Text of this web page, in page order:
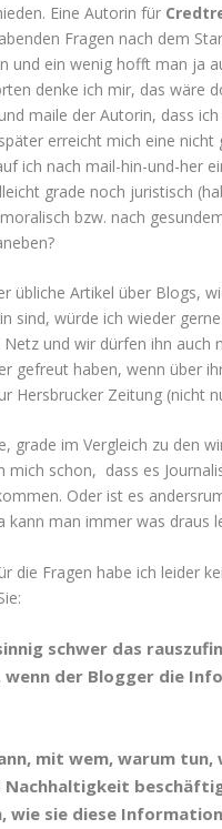
Eine Autorin für
Fragen nach dem
ein wenig hofft man ja
denke ich mir, das wäre
maile der Autorin, dass
erreicht mich eine
ich nach mail-hin-und-her
grade noch juristisch
bzw. nach
übliche Artikel über Blogs,
sind, würde ich wieder
und wir dürfen ihn auch
gefreut haben, wenn über
Hersbrucker Zeitung (nicht
grade im Vergleich zu den
schon, dass es
Oder ist es
kann man immer was draus
die Fragen habe ich leider
schwer das
der Blogger die
mit wem, warum tun,
Nachhaltigkeit
wie sie diese